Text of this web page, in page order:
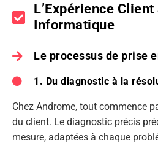
L’Expérience
Informatique
Le processus de prise
1. Du diagnostic à la
Chez Androme, tout commence
du client. Le diagnostic précis
mesure, adaptées à chaque